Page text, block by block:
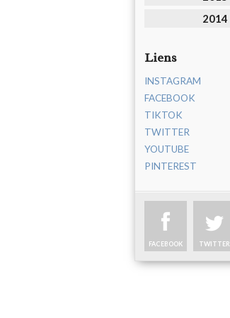
2014
Liens
INSTAGRAM
FACEBOOK
TIKTOK
TWITTER
YOUTUBE
PINTEREST
FACEBOOK TWITTER